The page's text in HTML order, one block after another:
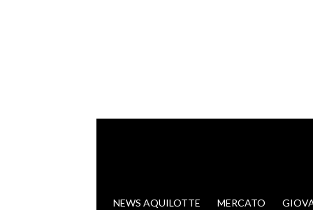
VAI AL CONTENUTO
NEWS AQUILOTTE MERCATO